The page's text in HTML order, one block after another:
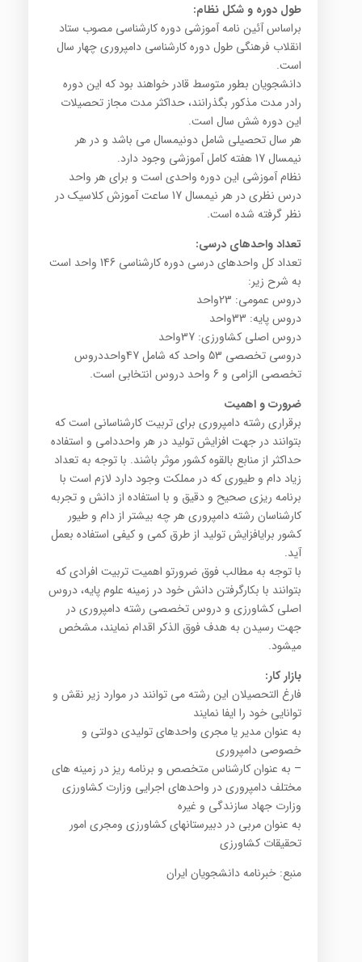
طول دوره و شکل نظام:
براساس آئین نامه آموزشی دوره کارشناسی مصوب ستاد
انقلاب فرهنگی طول دوره کارشناسی دامپروری چهار سال
است.
دانشجویان بطور متوسط قادر خواهند بود که این دوره
رادر مدت مذکور بگذرانند، حداکثر مدت مجاز تحصیلات
این دوره شش سال است.
هر سال تحصیلی شامل دونیمسال می باشد و در هر
نیمسال 17 هفته کامل آموزشی وجود دارد.
نظام آموزشی این دوره واحدی است و برای هر واحد
درس نظری در هر نیمسال 17 ساعت آموزش کلاسیک در
نظر گرفته شده است.
تعداد واحدهای درسی:
تعداد کل واحدهای درسی دوره کارشناسی 146 واحد است
به شرح زیر:
دروس عمومی: 23واحد
دروس پایه: 33واحد
دروس اصلی کشاورزی: 37واحد
دروسی تخصصی 53 واحد که شامل 47واحددروس
تخصصی الزامی و 6 واحد دروس انتخابی است.
ضرورت و اهمیت
برقراری رشته دامپروری برای تربیت کارشناسانی است که
بتوانند در جهت افزایش تولید در هر واحددامی و استفاده
حداکثر از منابع بالقوه کشور موثر باشند. با توجه به تعداد
زیاد دام و طیوری که در مملکت وجود دارد لازم است با
برنامه ریزی صحیح و دقیق و با استفاده از دانش و تجربه
کارشناسان رشته دامپروری هر چه بیشتر از دام و طیور
کشور برایافزایش تولید از طرق کمی و کیفی استفاده بعمل
آید.
با توجه به مطالب فوق ضرورتو اهمیت تربیت افرادی که
بتوانند با بکارگرفتن دانش خود در زمینه علوم پایه، دروس
اصلی کشاورزی و دروس تخصصی رشته دامپروری در
جهت رسیدن به هدف فوق الذکر اقدام نمایند، مشخص
میشود.
بازار کار:
فارغ التحصیلان این رشته می توانند در موارد زیر نقش و
توانایی خود را ایفا نمایند
به عنوان مدیر یا مجری واحدهای تولیدی دولتی و
خصوصی دامپروری
– به عنوان کارشناس متخصص و برنامه ریز در زمینه های
مختلف دامپروری در واحدهای اجرایی وزارت کشاورزی
وزارت جهاد سازندگی و غیره
به عنوان مربی در دبیرستانهای کشاورزی ومجری امور
تحقیقات کشاورزی
منبع: خبرنامه دانشجویان ایران